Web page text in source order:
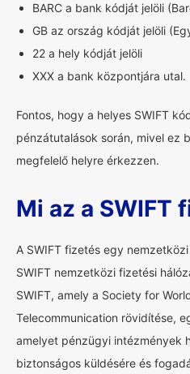
BARC a bank kódját jelöli
GB az ország kódját jelöli
22 a hely kódját jelöli
XXX a bank központjára utal.
Fontos, hogy a helyes SWIFT
pénzátutalások során, mivel ez
megfelelő helyre érkezzen.
Mi az a SWIFT
A SWIFT fizetés egy
SWIFT nemzetközi fizetési
SWIFT, amely a Society for
Telecommunication rövidítése,
amelyet pénzügyi intézmények
biztonságos küldésére és